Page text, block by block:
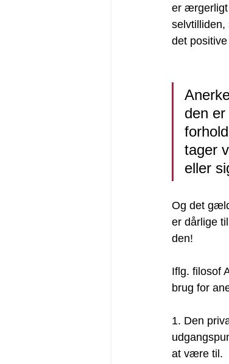
er
det
den
tager
eller
Og det
er dårlige
den!
Iflg. filosof
brug for
1. Den
at være til.